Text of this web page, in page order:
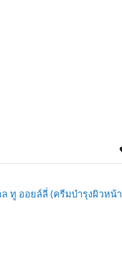
ทู ออยล์ลี่ (ครีมบำรุงผิวหน้า